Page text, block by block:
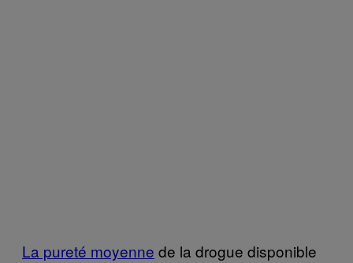
La pureté moyenne de la drogue disponible